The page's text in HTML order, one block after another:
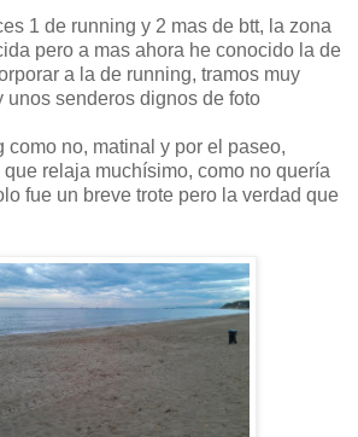
1 de running y 2 mas de btt, la zona
pero a mas ahora he conocido la de
a la de running, tramos muy
unos senderos dignos de foto
como no, matinal y por el paseo,
relaja muchísimo, como no quería
fue un breve trote pero la verdad que